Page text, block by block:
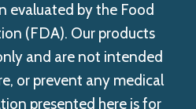
evaluated by the Food
(FDA). Our products
and are not intended
or prevent any medical
presented here is for